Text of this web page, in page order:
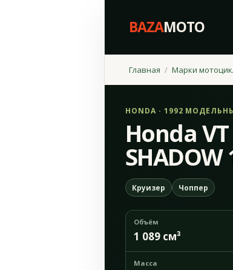
BAZAMOTO
Главная Марки
HONDA · 1992
Honda
SHADOW
Круизер Чоппер
Объём
1 089 см³
Масса